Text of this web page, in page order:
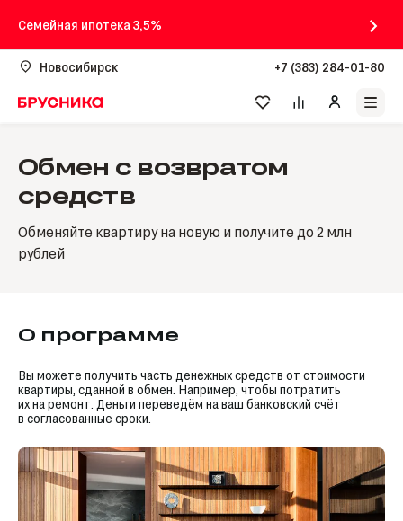
Семейная ипотека 3,5%
Новосибирск +7 (383) 284-01-80
Обмен с возвратом
средств
Обменяйте квартиру на новую и получите до 2 млн
рублей
О программе
Вы можете получить часть денежных средств от стоимости
квартиры, сданной в обмен. Например, чтобы потратить
их на ремонт. Деньги переведём на ваш банковский счёт
в согласованные сроки.